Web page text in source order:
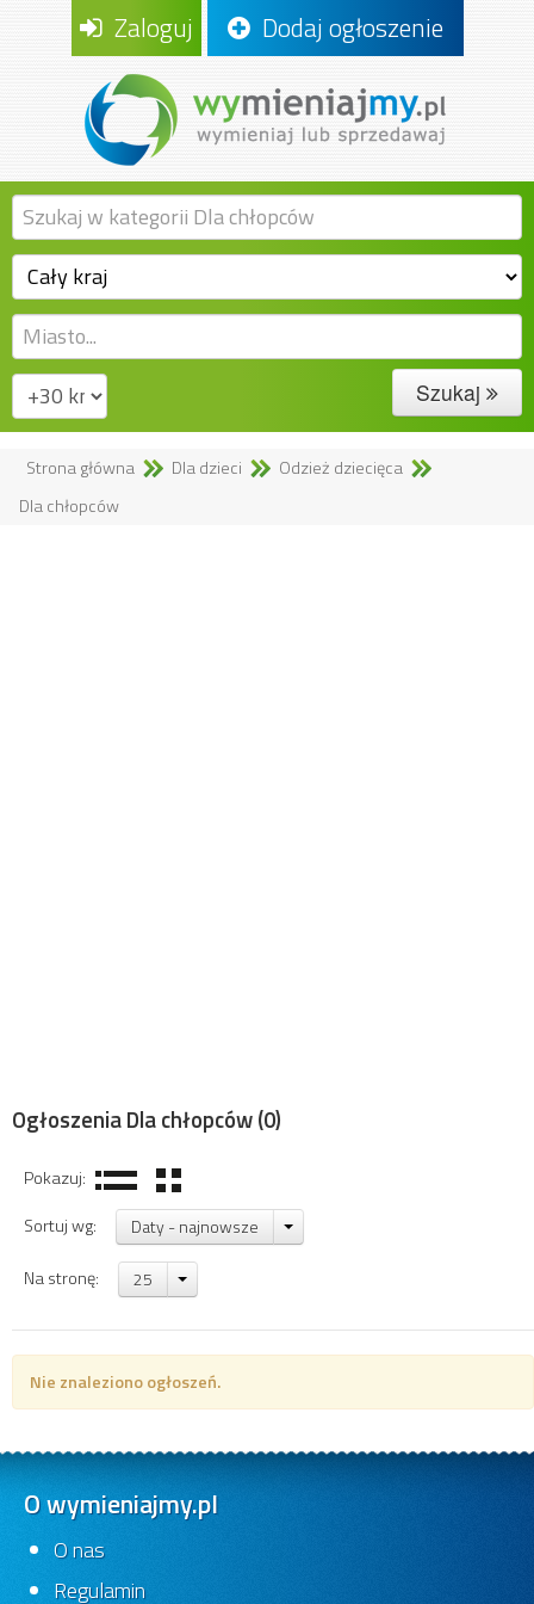
Zaloguj Dodaj ogłoszenie
Szukaj
Strona główna Dla dzieci
Odzież dziecięca
Dla chłopców
Ogłoszenia Dla chłopców(0)
Pokazuj:
Sortuj wg:
Daty - najnowsze
Na stronę: 25
Nie znaleziono ogłoszeń.
O wymieniajmy.pl
O nas
Regulamin